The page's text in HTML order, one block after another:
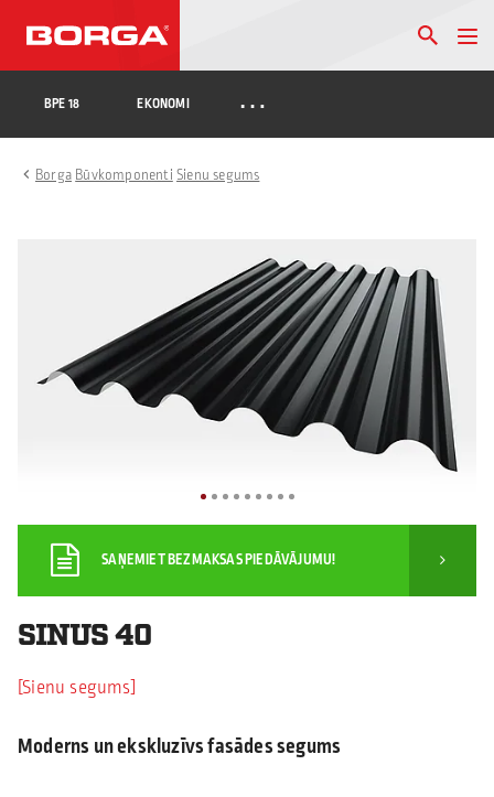
BPE 18 EKONOMI …
Borga Būvkomponenti Sienu segums
SAŅEMIET BEZMAKSAS PIEDĀVĀJUMU!
SINUS 40
Sienu segums
Moderns un ekskluzīvs fasādes segums